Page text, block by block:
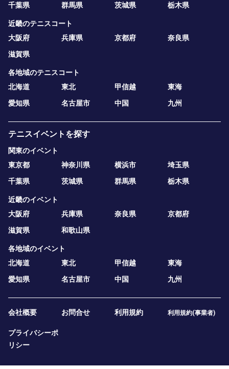
千葉県
群馬県 茨城県 栃木県
近畿のテニスコート
大阪府
兵庫県 京都府
奈良県
滋賀県
各地域のテニスコート
北海道
東北 甲信越
東海
愛知県
名古屋市 中国 九州
テニスイベントを探す
関東のイベント
東京都
神奈川県 横浜市
埼玉県
千葉県
茨城県 群馬県 栃木県
近畿のイベント
大阪府
兵庫県 奈良県
京都府
滋賀県
和歌山県
各地域のイベント
北海道
東北 甲信越
東海
愛知県
名古屋市 中国 九州
会社概要 お問合せ 利用規約 利用規約(事業者)
プライバシーポ
リシー